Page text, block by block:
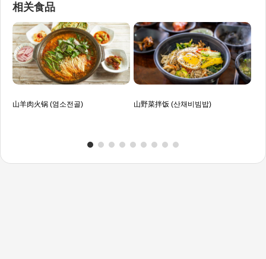
相关食品
山羊肉火锅 (염소전골) 山野菜拌饭 (산채비빔밥)